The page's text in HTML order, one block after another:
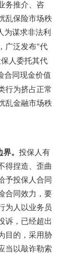
务推介、咨
乱保险市场秩
为谋求非法利
广泛发布“代
人委托其代
合同现金价值
行为挤占正常
乱金融市场秩
。 投保人有
得捏造、歪曲
予投保人合同
合同效力，要
为人以业务员
诉，已经超出
目的，采用胁
当以敲诈勒索